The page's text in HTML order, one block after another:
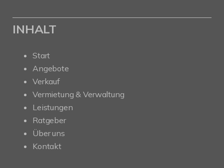
INHALT
Start
Angebote
Verkauf
Vermietung & Verwaltung
Leistungen
Ratgeber
Über uns
Kontakt